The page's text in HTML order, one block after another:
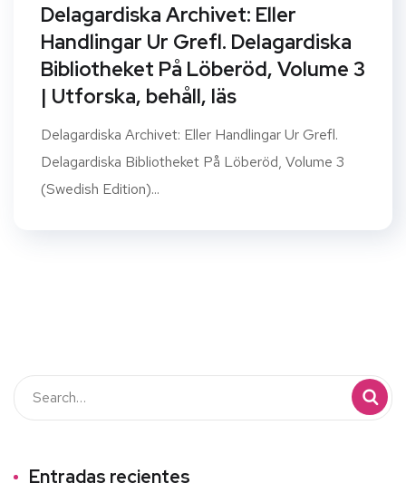
Delagardiska Archivet: Eller
Handlingar Ur Grefl. Delagardiska
Bibliotheket På Löberöd, Volume 3
| Utforska, behåll, läs
Delagardiska Archivet: Eller Handlingar Ur Grefl.
Delagardiska Bibliotheket På Löberöd, Volume 3
(Swedish Edition)...
Entradas recientes